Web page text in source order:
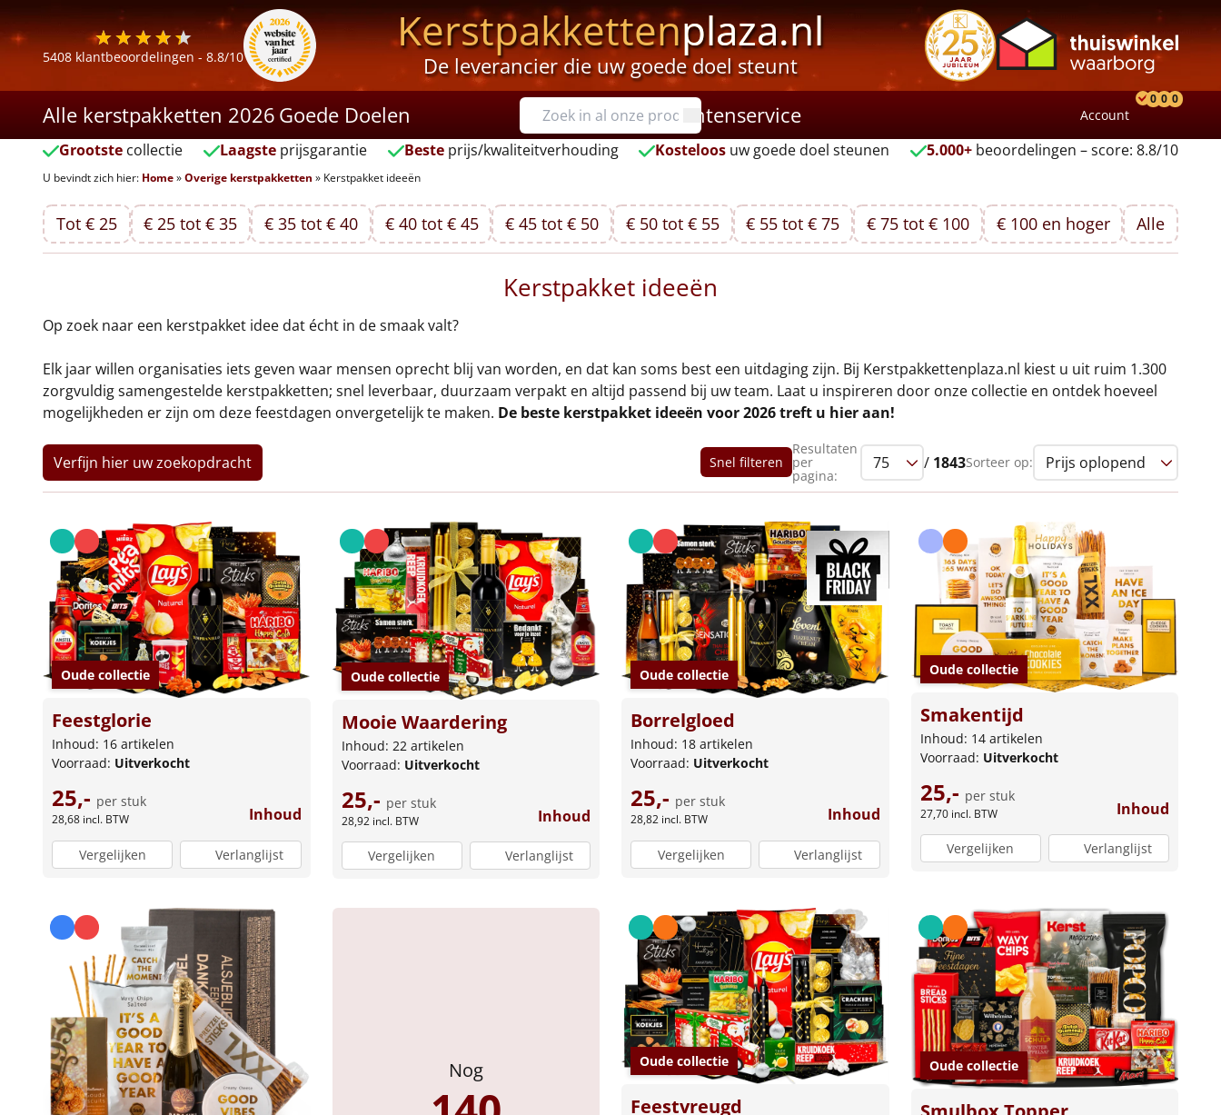
5408 klantbeoordelingen - 8.8/10 Kerstpakkettenplaza.nl
De leverancier die uw goede doel steunt
Alle kerstpakketten 2026 Goede Doelen Klantenservice Account
0 0 0
Grootste collectie Laagsteprijsgarantie Besteprijs/kwaliteitverhouding Kosteloos uw goede doel steunen 5.000+ beoordelingen – score: 8.8/10
U bevindt zich hier: Home»Overige kerstpakketten » Kerstpakket ideeën
Tot € 25 € 25 tot € 35 € 35 tot € 40 € 40 tot € 45 € 45 tot € 50 € 50 tot € 55 € 55 tot € 75 € 75 tot € 100 € 100 en hoger Alle
Kerstpakket ideeën
Op zoek naar een kerstpakket idee dat écht in de smaak valt?
Elk jaar willen organisaties iets geven waar mensen oprecht blij van worden, en dat kan soms best een uitdaging zijn. Bij Kerstpakkettenplaza.nl kiest u uit ruim 1.300
zorgvuldig samengestelde kerstpakketten; snel leverbaar, duurzaam verpakt en altijd passend bij uw team. Laat u inspireren door onze collectie en ontdek hoeveel
mogelijkheden er zijn om deze feestdagen onvergetelijk te maken. De beste kerstpakket ideeën voor 2026 treft u hier aan!
Verfijn hier uw zoekopdracht Snel filteren
Resultaten
per
pagina:
/ 1843Sorteer op:
Oude collectie
Feestglorie
Inhoud: 16 artikelen
Voorraad: Uitverkocht
25,- per stuk
28,68 incl. BTW Inhoud
Vergelijken Verlanglijst
Oude collectie
Mooie Waardering
Inhoud: 22 artikelen
Voorraad: Uitverkocht
25,- per stuk
28,92 incl. BTW Inhoud
Vergelijken Verlanglijst
Oude collectie
Borrelgloed
Inhoud: 18 artikelen
Voorraad: Uitverkocht
25,- per stuk
28,82 incl. BTW Inhoud
Vergelijken Verlanglijst
Oude collectie
Smakentijd
Inhoud: 14 artikelen
Voorraad: Uitverkocht
25,- per stuk
27,70 incl. BTW Inhoud
Vergelijken Verlanglijst
Nog Oude collectie
Feestvreugd
Oude collectie